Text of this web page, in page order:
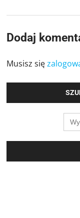
Dodaj
Musisz się
for: